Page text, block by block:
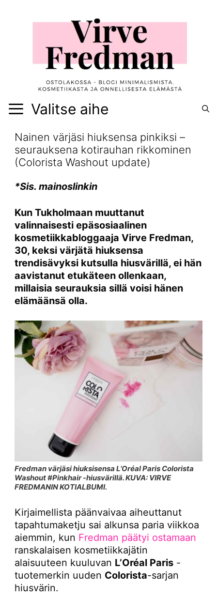
Valitse aihe
Nainen värjäsi hiuksensa pinkiksi –
seurauksena kotirauhan rikkominen
(Colorista Washout update)
*Sis. mainoslinkin
Kun Tukholmaan muuttanut
valinnaisesti epäsosiaalinen
kosmetiikkabloggaaja Virve Fredman,
30, keksi värjätä hiuksensa
trendisävyksi kutsulla hiusvärillä, ei hän
aavistanut etukäteen ollenkaan,
millaisia seurauksia sillä voisi hänen
elämäänsä olla.
Fredman värjäsi hiuksisensa L’Oréal Paris Colorista
Washout #Pinkhair -hiusvärillä. KUVA: VIRVE
FREDMANIN KOTIALBUMI.
Kirjaimellista päänvaivaa aiheuttanut
tapahtumaketju sai alkunsa paria viikkoa
aiemmin, kun Fredman päätyi ostamaan
ranskalaisen kosmetiikkajätin
alaisuuteen kuuluvan L’Oréal Paris -
tuotemerkin uuden Colorista-sarjan
hiusvärin.